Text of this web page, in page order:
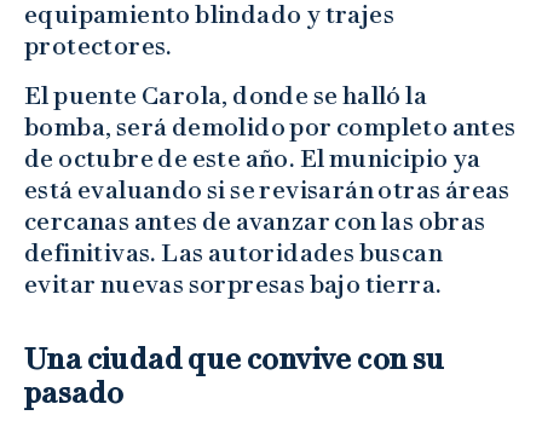
equipamiento blindado y trajes
protectores.
El puente Carola, donde se halló la
bomba, será demolido por completo antes
de octubre de este año. El municipio ya
está evaluando si se revisarán otras áreas
cercanas antes de avanzar con las obras
definitivas. Las autoridades buscan
evitar nuevas sorpresas bajo tierra.
Una ciudad que convive con su
pasado